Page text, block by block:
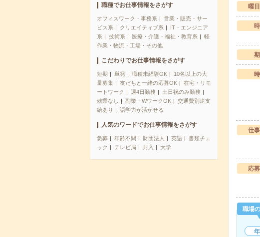
職種でお仕事情報をさがす
オフィスワーク・事務系
営業・販売・サー
ビス系
クリエイティブ系
IT・エンジニア
系
技術系 医療・介護・福祉・教育系
軽
作業・物流・工場・その他
こだわりでお仕事情報をさがす
短期 単発 職種未経験OK
10名以上の大
量募集
友だちと一緒の応募OK
在宅・リモ
ートワーク
週4日勤務
土日祝のみ勤務
残業なし
副業・WワークOK
交通費別途支
給あり
語学力が活かせる
人気のワードでお仕事情報をさがす
急募 年齢不問 財団法人 英語
書類チェ
ック
テレビ局 封入 大学
曜
仕
応
職場